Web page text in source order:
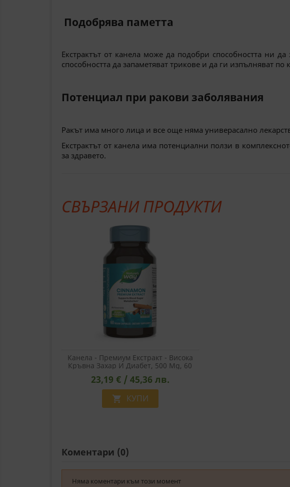
Подобрява паметта
Екстрактът от канела може да подобри способността ни
способността да запаметяват трикове и да ги изпълняват по
Потенциал при ракови заболявания
Ракът има много лица и все още няма универасално
Екстрактът от канела има потенциални ползи в
за здравето.
СВЪРЗАНИ ПРОДУКТИ
Канела - Премиум Екстракт - Висока
Кръвна Захар И Диабет, 500 Mg, 60
Капсули
23,19 € / 45,36 лв.
 КУПИ
Коментари (0)
Няма коментари към този момент